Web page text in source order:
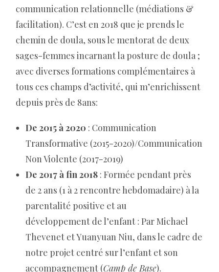
communication relationnelle (médiations &
facilitation). C’est en 2018 que je prends le
chemin de doula, sous le mentorat de deux
sages-femmes incarnant la posture de doula ;
avec diverses formations complémentaires à
tous ces champs d’activité, qui m’enrichissent
depuis près de 8ans:
De 2015 à 2020 : Communication
Transformative (2015-2020)/Communication
Non Violente (2017-2019)
De 2017 à fin 2018 : Formée pendant près
de 2 ans (1 à 2 rencontre hebdomadaire) à la
parentalité positive et au
développement de l’enfant : Par Michael
Thevenet et Yuanyuan Niu, dans le cadre de
notre projet centré sur l’enfant et son
accompagnement (Camp de Base).